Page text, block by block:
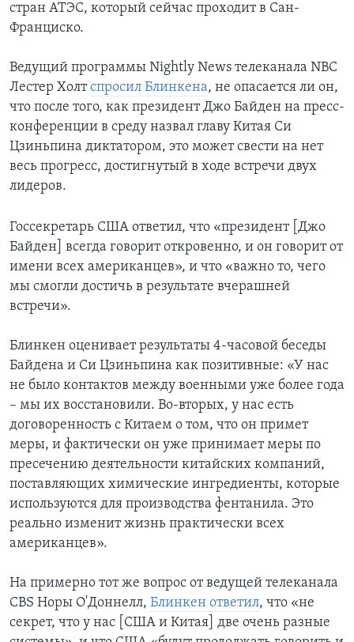
стран АТЭС, который сейчас проходит в Сан-
Франциско.
Ведущий программы Nightly News телеканала NBC
Лестер Холтспросил Блинкена, не опасается ли он,
что после того, как президент Джо Байден на пресс-
конференции в среду назвал главу Китая Си
Цзиньпина диктатором, это может свести на нет
весь прогресс, достигнутый в ходе встречи двух
лидеров.
Госсекретарь США ответил, что «президент [Джо
Байден] всегда говорит откровенно, и он говорит от
имени всех американцев», и что «важно то, чего
мы смогли достичь в результате вчерашней
встречи».
Блинкен оценивает результаты 4-часовой беседы
Байдена и Си Цзиньпина как позитивные: «У нас
не было контактов между военными уже более года
– мы их восстановили. Во-вторых, у нас есть
договоренность с Китаем о том, что он примет
меры, и фактически он уже принимает меры по
пресечению деятельности китайских компаний,
поставляющих химические ингредиенты, которые
используются для производства фентанила. Это
реально изменит жизнь практически всех
американцев».
На примерно тот же вопрос от ведущей телеканала
СBS Норы О'Доннелл, Блинкен ответил, что «не
секрет, что у нас [CША и Китая] две очень разные